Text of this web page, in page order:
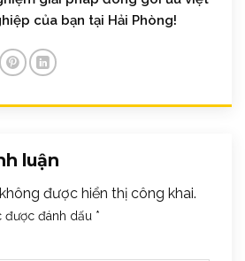
của bạn tại Hải Phòng!
luận
được hiển thị công khai.
được đánh dấu *